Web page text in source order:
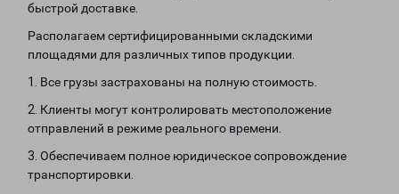
быстрой доставке.
Располагаем сертифицированными складскими
площадями для различных типов продукции.
1. Все грузы застрахованы на полную стоимость.
2. Клиенты могут контролировать местоположение
отправлений в режиме реального времени.
3. Обеспечиваем полное юридическое сопровождение
транспортировки.